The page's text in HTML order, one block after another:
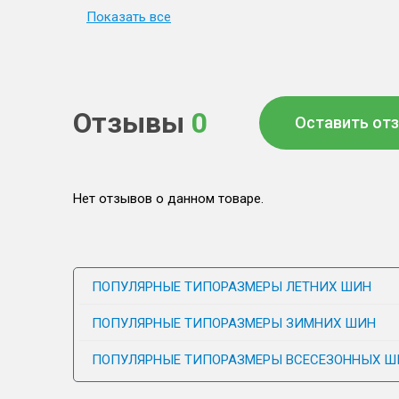
Показать все
Отзывы 0 Оставить
Нет отзывов о данном товаре.
ПОПУЛЯРНЫЕ ТИПОРАЗМЕРЫ ЛЕТНИХ ШИН
ПОПУЛЯРНЫЕ ТИПОРАЗМЕРЫ ЗИМНИХ ШИН
ПОПУЛЯРНЫЕ ТИПОРАЗМЕРЫ ВСЕСЕЗОННЫХ